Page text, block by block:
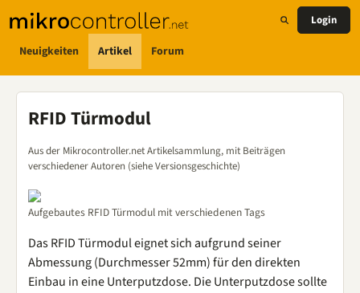
Neuigkeiten Artikel Forum
Login
RFID Türmodul
Aus der Mikrocontroller.net Artikelsammlung, mit Beiträgen
verschiedener Autoren (siehe Versionsgeschichte)
Aufgebautes RFID Türmodul mit verschiedenen Tags
Das RFID Türmodul eignet sich aufgrund seiner
Abmessung (Durchmesser 52mm) für den direkten
Einbau in eine Unterputzdose. Die Unterputzdose sollte